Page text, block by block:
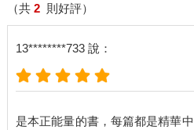
（共 2 則好評）
13********733 說：
是本正能量的書，每篇都是精華